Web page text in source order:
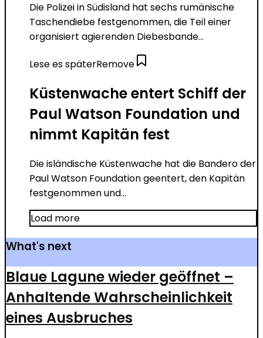
Die Polizei in Südisland hat sechs rumänische
Taschendiebe festgenommen, die Teil einer
organisiert agierenden Diebesbande...
Lese es späterRemove
Küstenwache entert Schiff der
Paul Watson Foundation und
nimmt Kapitän fest
Die isländische Küstenwache hat die Bandero der
Paul Watson Foundation geentert, den Kapitän
festgenommen und...
Load more
What's next
Blaue Lagune wieder geöffnet –
Anhaltende Wahrscheinlichkeit
eines Ausbruches